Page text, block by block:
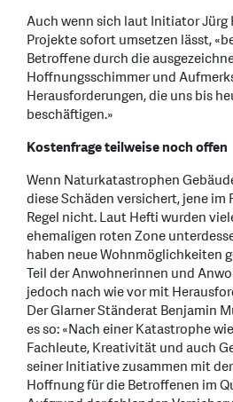
Auch wenn sich laut Initiator Jürg
Projekte sofort umsetzen lässt,
Betroffene durch die
Hoffnungsschimmer und
Herausforderungen, die uns bis
beschäftigen.»
Kostenfrage teilweise noch offen
Wenn Naturkatastrophen
diese Schäden versichert, jene im
Regel nicht. Laut Hefti wurden
ehemaligen roten Zone
haben neue Wohnmöglichkeiten
Teil der Anwohnerinnen und
jedoch nach wie vor mit
Der Glarner Ständerat Benjamin
es so: «Nach einer Katastrophe
Fachleute, Kreativität und auch
seiner Initiative zusammen mit
Hoffnung für die Betroffenen im